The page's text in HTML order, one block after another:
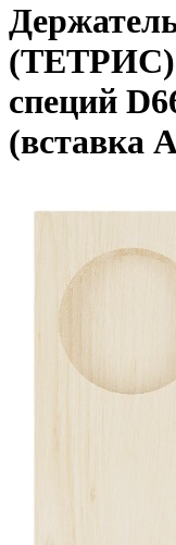
(ТЕТРИС)
специй
(вставка